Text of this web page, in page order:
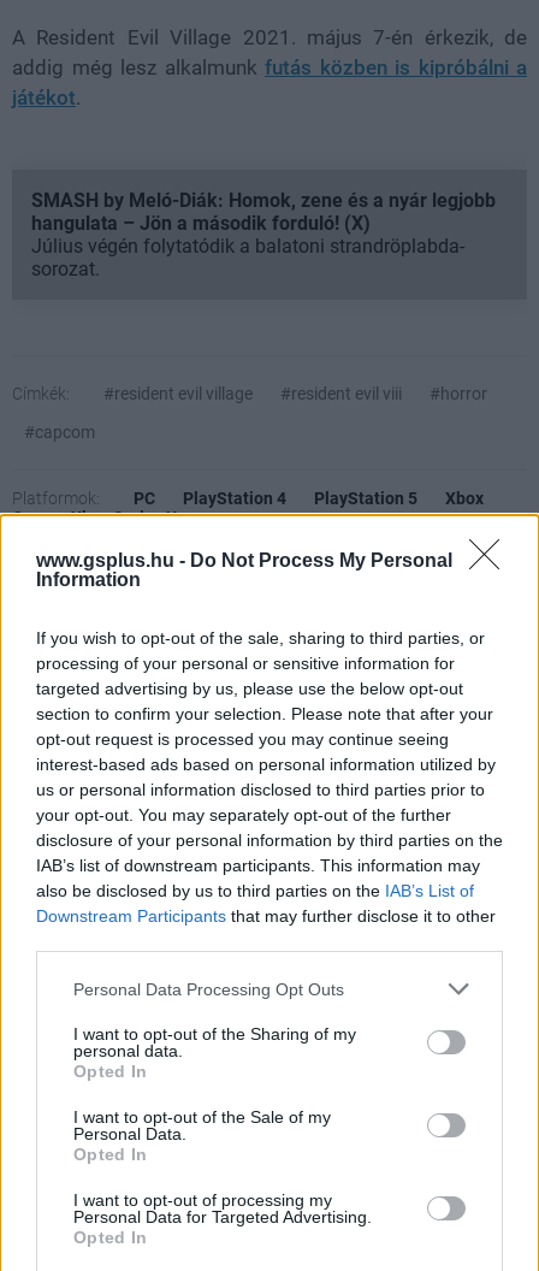
www.gsplus.hu - Do Not Process My Personal
Information
If you wish to opt-out of the sale, sharing to third parties, or
processing of your personal or sensitive information for
targeted advertising by us, please use the below opt-out
section to confirm your selection. Please note that after your
opt-out request is processed you may continue seeing
interest-based ads based on personal information utilized by
us or personal information disclosed to third parties prior to
your opt-out. You may separately opt-out of the further
disclosure of your personal information by third parties on the
IAB’s list of downstream participants. This information may
also be disclosed by us to third parties on the IAB’s List of
Downstream Participants that may further disclose it to other
Please note that this website/app uses one or more Google
not limited to your visit or usage behaviour. You may click to
grant or deny consent to Google and its third-party tags to
use your data for below specified purposes in below Google
consent section.
Personal Data Processing Opt Outs
I want to opt-out of the Sharing of my
personal data.
Opted In
I want to opt-out of the Sale of my
Personal Data.
Opted In
I want to opt-out of processing my
Personal Data for Targeted Advertising.
Opted In
A Resident Evil Village 2021. május 7-én érkezik, de
addig még lesz alkalmunk futás közben is kipróbálni a
játékot.
SMASH by Meló-Diák: Homok, zene és a nyár legjobb
hangulata – Jön a második forduló! (X)
Július végén folytatódik a balatoni strandröplabda-
sorozat.
Címkék: #resident evil village #resident evil viii
#horror
#capcom
Platformok: PC PlayStation 4 PlayStation 5
Xbox
One
Xbox Series X
Resident Evil Village
A nagy megújulás után hozza azt a szintet, amit
szerettünk volna, talán ennél több most nem is
kellett.
Ami tetszett
jól kevert horrorelemek
magával ragadó sztori
remek hanghatások és atmoszféra